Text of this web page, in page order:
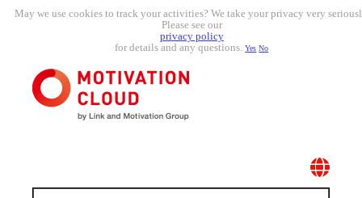
May we use cookies to track your activities? We take your privacy very
Please see our
privacy policy
for details and any questions.Yes No